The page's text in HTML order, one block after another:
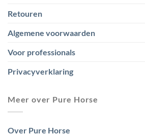
Retouren
Algemene voorwaarden
Voor professionals
Privacyverklaring
Meer over Pure Horse
Over Pure Horse